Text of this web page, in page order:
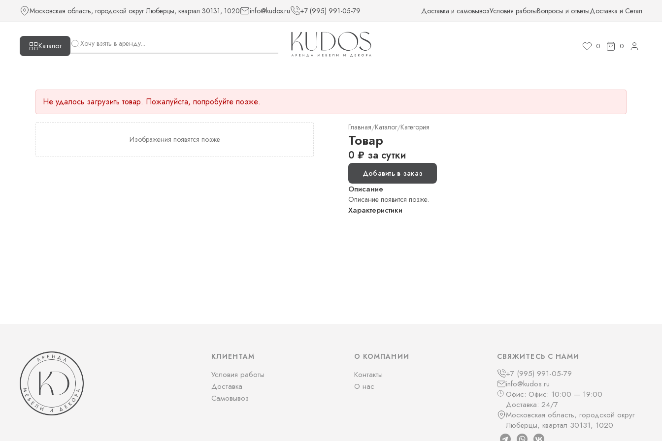
Московская область, городской округ Люберцы, квартал 30131, 1020 info@kudos.ru +7 (995) 991-05-79 Доставка и самовывозУсловия работыВопросы и ответыДоставка и Сетап
Каталог 0 0
Не удалось загрузить товар. Пожалуйста, попробуйте позже.
Изображения появятся позже
Главная/Каталог/Категория
Товар
0 ₽ за сутки
Добавить в заказ
Описание
Описание появится позже.
Характеристики
КЛИЕНТАМ
Условия работы
Доставка
Самовывоз
О КОМПАНИИ
Контакты
О нас
СВЯЖИТЕСЬ С НАМИ
+7 (995) 991-05-79
info@kudos.ru
Офис: Офис: 10:00 — 19:00
Доставка: 24/7
Московская область, городской округ
Люберцы, квартал 30131, 1020